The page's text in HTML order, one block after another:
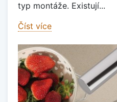
typ montáže. Existují...
Číst více